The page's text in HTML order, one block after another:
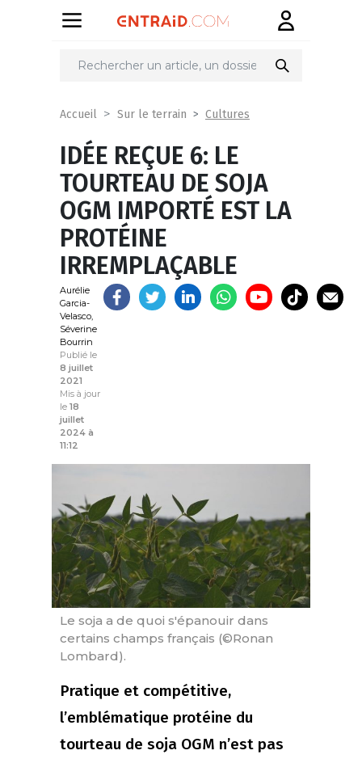
Partager
Accueil Sur le terrain Cultures
IDÉE REÇUE 6: LE
TOURTEAU DE SOJA
OGM IMPORTÉ EST LA
PROTÉINE
IRREMPLAÇABLE
Aurélie
Garcia-
Velasco,
Séverine
Bourrin
Publié le
8 juillet
2021
Mis à jour
le 18
juillet
2024 à
11:12
Le soja a de quoi s'épanouir dans
certains champs français (©Ronan
Lombard).
Pratique et compétitive,
l’emblématique protéine du
tourteau de soja OGM n’est pas